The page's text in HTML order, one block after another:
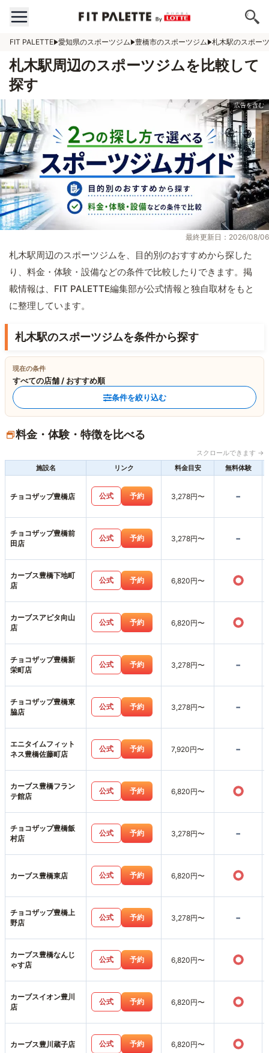
FIT PALETTE 愛知県のスポーツジム 豊橋市のスポーツジム 札木駅のスポー
札木駅周辺のスポーツジムを比較して
探す
最終更新日：2026/08/06
札木駅周辺のスポーツジムを、目的別のおすすめから探した
り、料金・体験・設備などの条件で比較したりできます。掲
載情報は、FIT PALETTE編集部が公式情報と独自取材をもと
に整理しています。
札木駅のスポーツジムを条件から探す
現在の条件
すべての店舗 / おすすめ順
条件を絞り込む
料金・体験・特徴を比べる
スクロールできます →
施設名
リンク 料金目安 無料体験
チョコザップ豊橋店 公式 予約 3,278円〜 -
チョコザップ豊橋前
田店
公式 予約 3,278円〜 -
カーブス豊橋下地町
店
公式 予約 6,820円〜 ○
カーブスアピタ向山
店
公式 予約 6,820円〜 ○
チョコザップ豊橋新
栄町店
公式 予約 3,278円〜 -
チョコザップ豊橋東
脇店
公式 予約 3,278円〜 -
エニタイムフィット
ネス豊橋佐藤町店
公式 予約 7,920円〜 -
カーブス豊橋フラン
テ館店
公式 予約 6,820円〜 ○
チョコザップ豊橋飯
村店
公式 予約 3,278円〜 -
カーブス豊橋東店 公式 予約 6,820円〜 ○
チョコザップ豊橋上
野店
公式 予約 3,278円〜 -
カーブス豊橋なんじ
ゃす店
公式 予約 6,820円〜 ○
カーブスイオン豊川
店
公式 予約 6,820円〜 ○
カーブス豊川蔵子店 公式 予約 6,820円〜 ○